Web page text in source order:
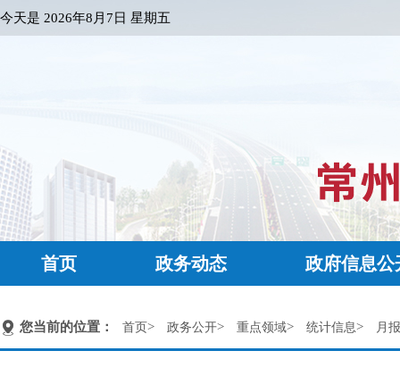
今天是 2026年8月7日 星期五
首页 政务动态 政府信息公
您当前的位置： 首页> 政务公开> 重点领域> 统计信息> 月报